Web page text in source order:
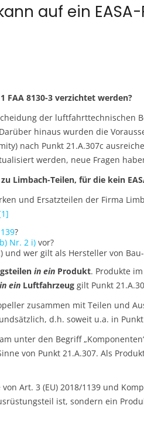
auf ein
FAA 8130-3 verzichtet werden?
der luftfahrttechnischen
hinaus wurden die
nach Punkt 21.A.307c
werden, neue Fragen
Limbach-Teilen, für die kein
und Ersatzteilen der Firma
?
Nr. 2 i) vor?
wer gilt als Hersteller von
in ein Produkt. Produkte
in ein Luftfahrzeug gilt Punkt
zusammen mit Teilen und
d.h. soweit u.a. in
unter den Begriff
von Punkt 21.A.307. Als
Art. 3 (EU) 2018/1139 und
ist, sondern ein